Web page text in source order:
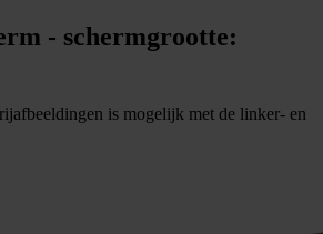
- schermgrootte:
is mogelijk met de linker- en